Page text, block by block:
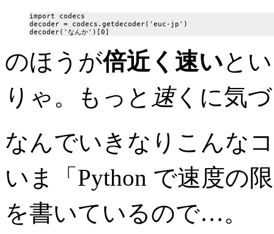
import codecs
decoder = codecs.getdecoder('euc-jp')
のほうが倍近く速いと
りゃ。もっと 速くに気
なんでいきなりこんな
いま「Python で速度の
を書いているので…。